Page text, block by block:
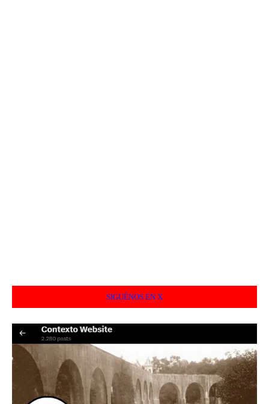
SIGUÉNOS EN X